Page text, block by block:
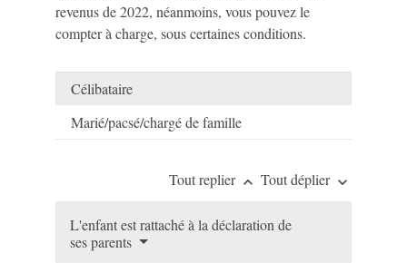
revenus de 2022, néanmoins, vous pouvez le
compter à charge, sous certaines conditions.
Célibataire
Marié/pacsé/chargé de famille
Tout replier keyboard_arrow_up Tout déplier keyboard_arrow_down
L'enfant est rattaché à la déclaration de
ses parents